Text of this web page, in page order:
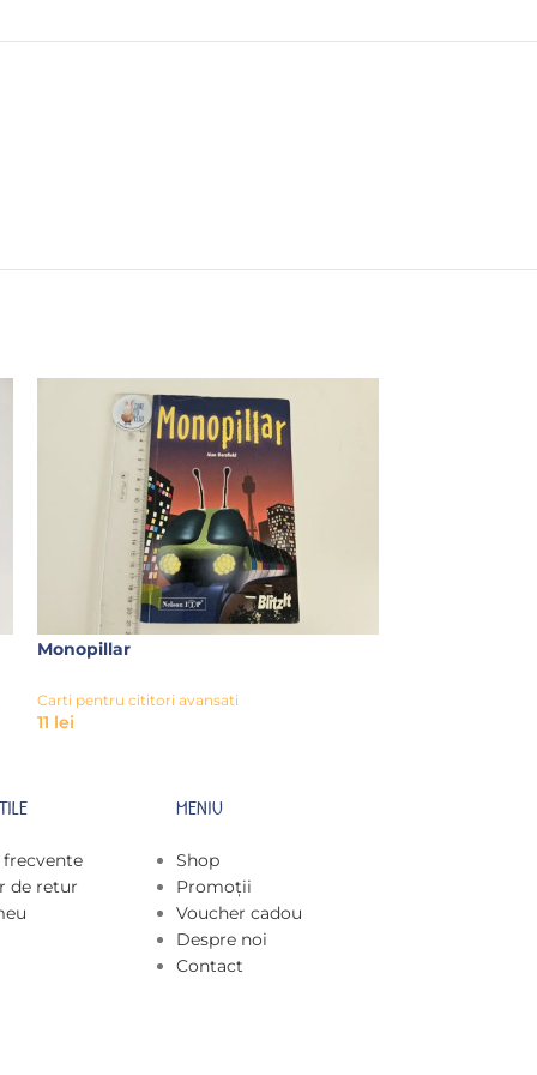
Monopillar
Carti pentru cititori avansati
11 lei
de retur
MENIU
Shop
Promoții
Voucher cadou
Despre noi
Contact